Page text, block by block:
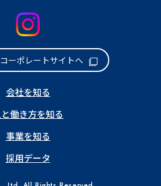
ーポレートサイトへ
会社を知る
働き方を知る
事業を知る
採用データ